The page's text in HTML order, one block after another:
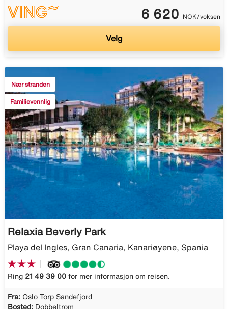
6 620 NOK/voksen
Velg
Nær stranden
Familievennlig
Relaxia Beverly Park
Playa del Ingles, Gran Canaria, Kanariøyene, Spania
Ring 21 49 39 00 for mer informasjon om reisen.
Fra: Oslo Torp Sandefjord
Bosted: Dobbeltrom